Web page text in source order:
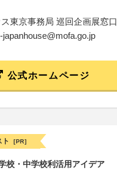
東京事務局 巡回企画展窓口
japanhouse@mofa.go.jp
公式ホームページ
[PR]
校・中学校利活用アイデア